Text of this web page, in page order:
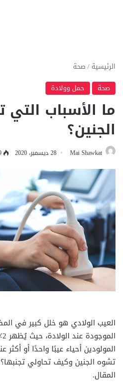
الرئيسية /صحة
صحة
حمل وولادة
ما الأسباب
الجنين؟
Mai Shawkat 28 ديسمبر، 2020
العيب الولادي هو خلل كبير في
المولودين أحياء عيبًا واحدًا أو أكثر
تشوه الجنين وكيف تحاولي
المقال.